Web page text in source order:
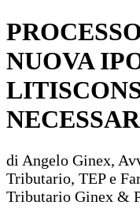
NUOVA
di Angelo Ginex,
Tributario, TEP e
Tributario Ginex &